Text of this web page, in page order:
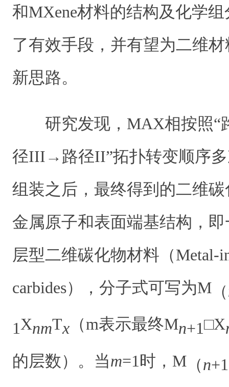
和MXene材料的结构及化学
了有效手段，并有望为二维
新思路。
研究发现，MAX相按照
径III→路径II”拓扑转变顺序
组装之后，最终得到的二维
金属原子和表面端基结构，
层型二维碳化物材料（Metal-
carbides），分子式可写为M （
1XnmTx （m表示最终Mn+1□X
的层数）。当m=1时，M （n